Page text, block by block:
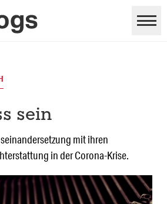
sein
mit ihren
in der Corona-Krise.